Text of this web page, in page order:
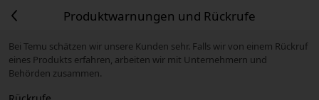
Produktwarnungen und Rückrufe
Bei Temu schätzen wir unsere Kunden sehr. Falls wir von einem Rückruf
eines Produkts erfahren, arbeiten wir mit Unternehmern und
Behörden zusammen.